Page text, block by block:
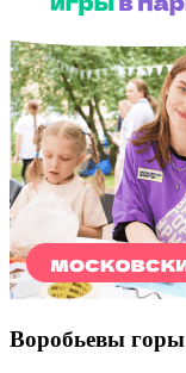
Воробьевы горы